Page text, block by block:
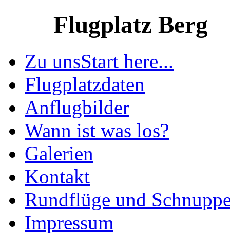
Flugplatz Berg
Zu unsStart here...
Flugplatzdaten
Anflugbilder
Wann ist was los?
Galerien
Kontakt
Rundflüge und
Impressum